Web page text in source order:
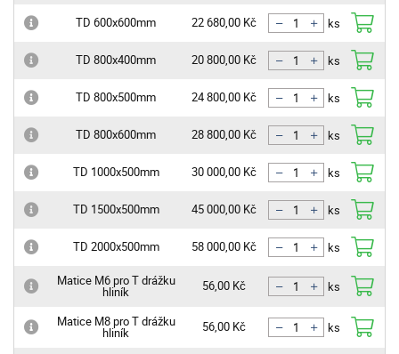
TD 600x600mm 22 680,00 Kč ks
TD 800x400mm 20 800,00 Kč ks
TD 800x500mm 24 800,00 Kč ks
TD 800x600mm 28 800,00 Kč ks
TD 1000x500mm 30 000,00 Kč ks
TD 1500x500mm 45 000,00 Kč ks
TD 2000x500mm 58 000,00 Kč ks
Matice M6 pro T drážku
hliník 56,00 Kč ks
Matice M8 pro T drážku
hliník 56,00 Kč ks